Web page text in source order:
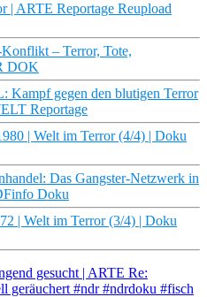
| ARTE Reportage Reupload
– Terror, Tote,
DOK
gegen den blutigen Terror
Reportage
| Welt im Terror (4/4) | Doku
Das Gangster-Netzwerk in
Doku
| Welt im Terror (3/4) | Doku
gesucht | ARTE Re:
geräuchert #ndr #ndrdoku #fisch